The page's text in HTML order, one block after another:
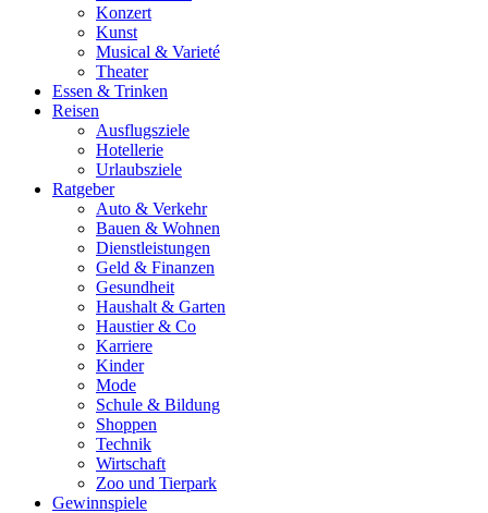
Konzert
Kunst
Musical & Varieté
Theater
Essen & Trinken
Reisen
Ausflugsziele
Hotellerie
Urlaubsziele
Ratgeber
Auto & Verkehr
Bauen & Wohnen
Dienstleistungen
Geld & Finanzen
Gesundheit
Haushalt & Garten
Haustier & Co
Karriere
Kinder
Mode
Schule & Bildung
Shoppen
Technik
Wirtschaft
Zoo und Tierpark
Gewinnspiele